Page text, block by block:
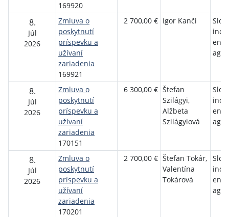
169920
8.
Júl
2026
Zmluva o
poskytnutí
príspevku a
užívaní
zariadenia
169921
2 700,00 € Igor Kanči
8.
Júl
2026
Zmluva o
poskytnutí
príspevku a
užívaní
zariadenia
170151
6 300,00 € Štefan
Szilágyi,
Alžbeta
Szilágyiová
8.
Júl
2026
Zmluva o
poskytnutí
príspevku a
užívaní
zariadenia
170201
2 700,00 € Štefan Tokár,
Valentína
Tokárová